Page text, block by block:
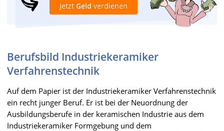
Jetzt Geld verdienen
Berufsbild Industriekeramiker
Verfahrenstechnik
Auf dem Papier ist der Industriekeramiker Verfahrenstechnik
ein recht junger Beruf. Er ist bei der Neuordnung der
Ausbildungsberufe in der keramischen Industrie aus dem
Industriekeramiker Formgebung und dem